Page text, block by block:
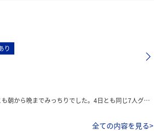
り
回のグループディスカッションを行い、発表も何度もしました。3日目に4日目のテーマが出され、4日目までの間に準備をし、4日目は対面でその発表会を行うという内容でした。
全ての内容を見る>